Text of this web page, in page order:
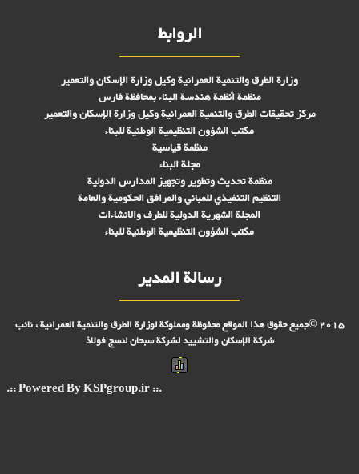
الروابط
وزارة الطرق والتنمية العمرانية وكيل وزارة الإسكان والتعمير
منظمة أنظمة هندسة البناء بمحافظة فارس
مركز تحقیقات الطرق والتنمية العمرانية وكيل وزارة الإسكان والتعمير
مكتب الشؤون التنظيمية الوطنية للبناء
منظمة قياسية
مجلة البناء
منظمة تحديث وتطوير وتجهيز المدارس الدولية
التنظيم التنفيذي للمباني والمرافق الحكومية والعامة
المجلة الشهرية الدولية للطرف والانشاءات
مكتب الشؤون التنظيمية الوطنية للبناء
رسالة المدير
2015 ©جميع حقوق هذا الموقع محفوظة ومملوكة لوزارة الطرق والتنمية العمرانية ، نائب
شركة الإسكان والتشييد لشركة سبحان لنسج فولاذ
.:: Powered By KSPgroup.ir ::.